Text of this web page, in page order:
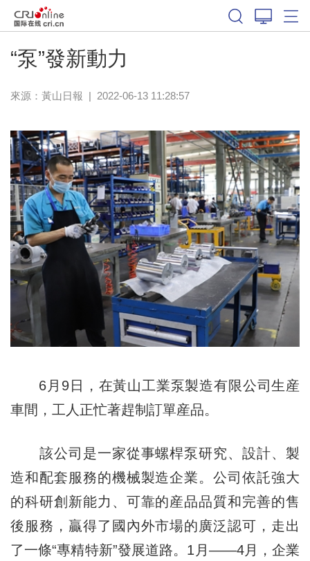
“泵”發新動力
來源： 黃山日報 | 2022-06-13 11:28:57
6月9日，在黃山工業泵製造有限公司生産
車間，工人正忙著趕制訂單産品。
該公司是一家從事螺桿泵研究、設計、製
造和配套服務的機械製造企業。公司依託強大
的科研創新能力、可靠的産品品質和完善的售
後服務，贏得了國內外市場的廣泛認可，走出
了一條“專精特新”發展道路。1月——4月，企業